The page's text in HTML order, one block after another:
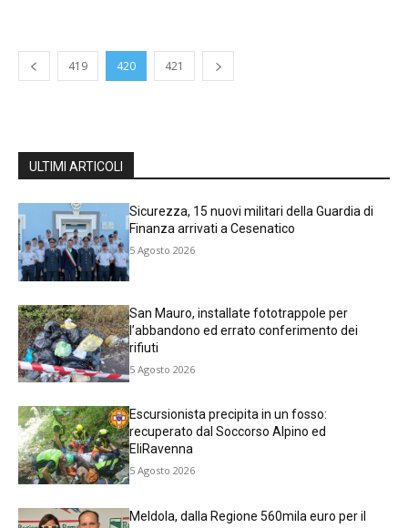
419 420 421
ULTIMI ARTICOLI
Sicurezza, 15 nuovi militari della Guardia di
Finanza arrivati a Cesenatico
5 Agosto 2026
San Mauro, installate fototrappole per
l’abbandono ed errato conferimento dei
rifiuti
5 Agosto 2026
Escursionista precipita in un fosso:
recuperato dal Soccorso Alpino ed
EliRavenna
5 Agosto 2026
Meldola, dalla Regione 560mila euro per il